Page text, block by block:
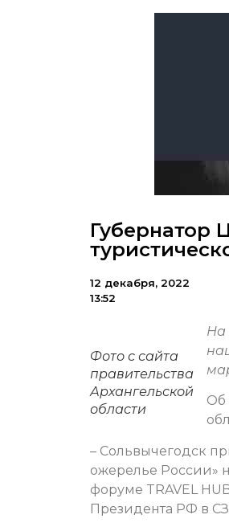
Губернатор
12 декабря, 2022
13:52
Фото с сайта
правительства
Архангельской
области
На
Об
– Сольвычегодск
ожерелье России»
форуме TRAVEL
Президента РФ в